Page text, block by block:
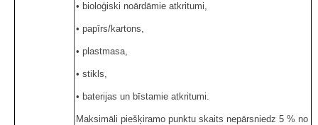
• bioloģiski noārdāmie atkritumi,
• papīrs/kartons,
• plastmasa,
• stikls,
• baterijas un bīstamie atkritumi.
Maksimāli piešķiramo punktu skaits nepārsniedz 5 % no